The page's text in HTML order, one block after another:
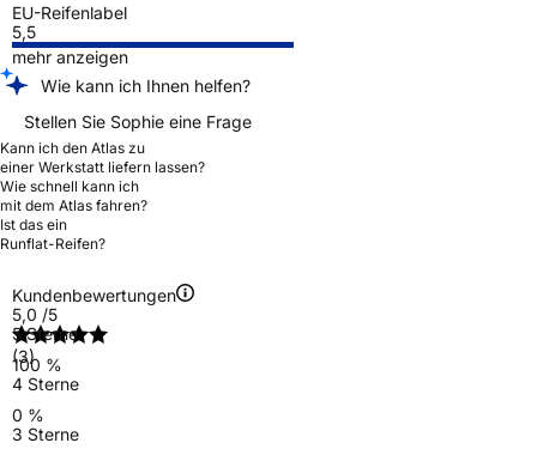
EU-Reifenlabel
5,5
mehr anzeigen
Wie kann ich Ihnen helfen?
Stellen Sie Sophie eine Frage
Kann ich den Atlas zu
einer Werkstatt liefern lassen?
Wie schnell kann ich
mit dem Atlas fahren?
Ist das ein
Runflat-Reifen?
Kundenbewertungen
5,0 /5
(3)
5 Sterne
100 %
4 Sterne
0 %
3 Sterne